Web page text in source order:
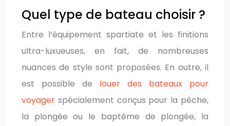
Quel type de bateau choisir ?
Entre l’équipement spartiate et les finitions
ultra-luxueuses, en fait, de nombreuses
nuances de style sont proposées. En outre, il
est possible de louer des bateaux pour
voyager spécialement conçus pour la pêche,
la plongée ou le baptême de plongée, la